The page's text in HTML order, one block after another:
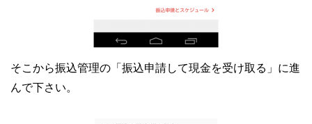
そこから振込管理の 「振込申請して現金を受け取る」に進
んで下さい。